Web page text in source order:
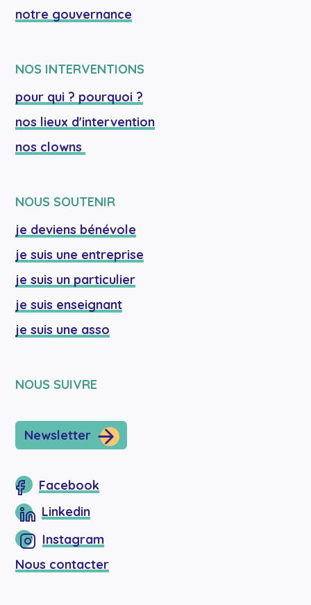
notre gouvernance
NOS INTERVENTIONS
pour qui ? pourquoi ?
nos lieux d'intervention
nos clowns
NOUS SOUTENIR
je deviens bénévole
je suis une entreprise
je suis un particulier
je suis enseignant
je suis une asso
NOUS SUIVRE
Newsletter
Facebook
Linkedin
Instagram
Nous contacter